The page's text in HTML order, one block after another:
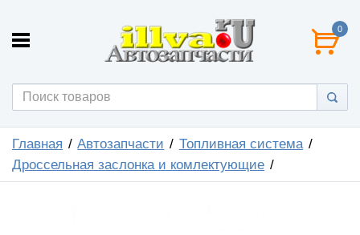
0
Главная Автозапчасти
Топливная система
Дроссельная заслонка и комлектующие